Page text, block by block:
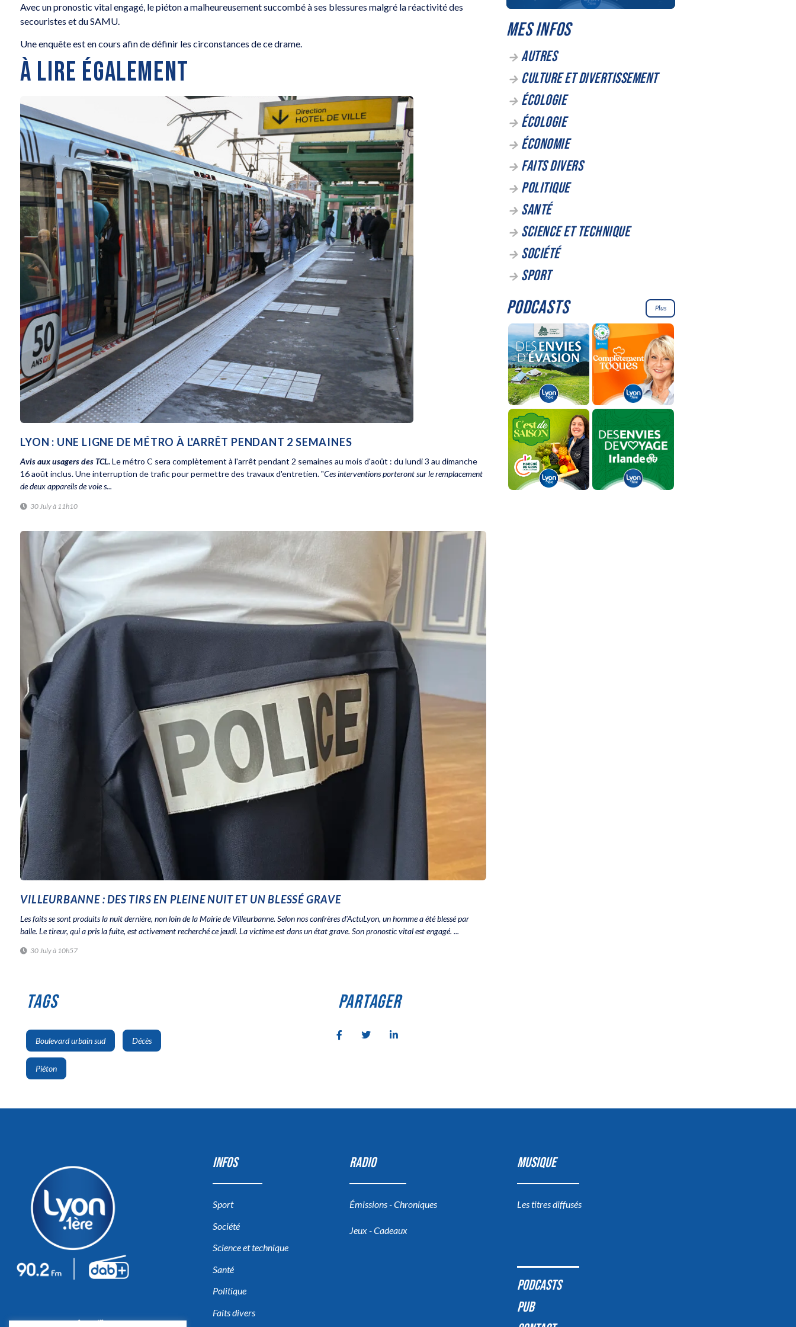
Avec un pronostic vital engagé, le piéton a malheureusement succombé à ses blessures malgré la réactivité des
secouristes et du SAMU.
Une enquête est en cours afin de définir les circonstances de ce drame.
À LIRE ÉGALEMENT
LYON : UNE LIGNE DE MÉTRO À L'ARRÊT PENDANT 2 SEMAINES
Avis aux usagers des TCL.Le métro C sera complètement à l'arrêt pendant 2 semaines au mois d'août : du lundi 3 au dimanche
16 août inclus. Une interruption de trafic pour permettre des travaux d'entretien. "Ces interventions porteront sur le remplacement
de deux appareils de voie s...
30 July à 11h10
VILLEURBANNE : DES TIRS EN PLEINE NUIT ET UN BLESSÉ GRAVE
Les faits se sont produits la nuit dernière, non loin de la Mairie de Villeurbanne. Selon nos confrères d'ActuLyon, un homme a été blessé par
balle. Le tireur, qui a pris la fuite, est activement recherché ce jeudi. La victime est dans un état grave. Son pronostic vital est engagé. ...
30 July à 10h57
TAGS
Boulevard urbain sud
,
Décès
Piéton
PARTAGER
MES INFOS
AUTRES
CULTURE ET DIVERTISSEMENT
ÉCOLOGIE
ÉCOLOGIE
ÉCONOMIE
FAITS DIVERS
POLITIQUE
SANTÉ
SCIENCE ET TECHNIQUE
SOCIÉTÉ
SPORT
PODCASTS Plus
INFOS
Sport
Société
Science et technique
Santé
Politique
Faits divers
RADIO
Émissions - Chroniques
Jeux - Cadeaux
MUSIQUE
Les titres diffusés
PODCASTS
PUB